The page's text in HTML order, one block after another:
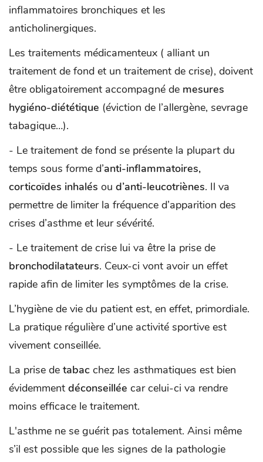
inflammatoires bronchiques et les
anticholinergiques.
Les traitements médicamenteux ( alliant un
traitement de fond et un traitement de crise), doivent
être obligatoirement accompagné de mesures
hygiéno-diététique (éviction de l’allergène, sevrage
tabagique…).
- Le traitement de fond se présente la plupart du
temps sous forme d’anti-inflammatoires,
corticoïdes inhalés ou d’anti-leucotriènes. Il va
permettre de limiter la fréquence d’apparition des
crises d’asthme et leur sévérité.
- Le traitement de crise lui va être la prise de
bronchodilatateurs. Ceux-ci vont avoir un effet
rapide afin de limiter les symptômes de la crise.
L’hygiène de vie du patient est, en effet, primordiale.
La pratique régulière d’une activité sportive est
vivement conseillée.
La prise de tabac chez les asthmatiques est bien
évidemment déconseillée car celui-ci va rendre
moins efficace le traitement.
L'asthme ne se guérit pas totalement. Ainsi même
s’il est possible que les signes de la pathologie